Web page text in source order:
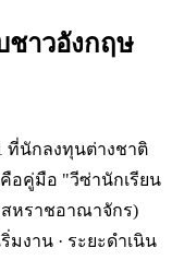
ชาวอังกฤษ
ที่นักลงทุนต่างชาติ
อคู่มือ "วีซ่านักเรียน
หราชอาณาจักร)
งาน · ระยะดำเนิน